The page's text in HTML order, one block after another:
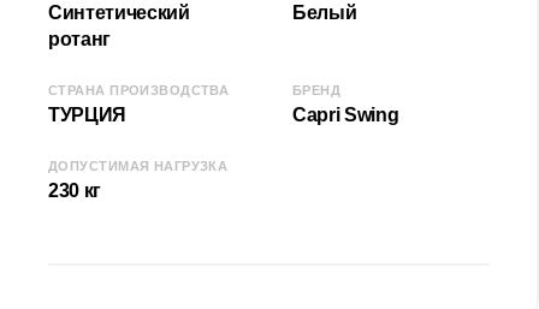
Размеры кресла-качалки:
♦ Ширина (Д): 153 см
♦ Глубина (Г): 70 см
♦ Допустимая нагрузка: 230 кг
уютных вечеров с близкими.
Синтетический
ротанг
Белый
СТРАНА ПРОИЗВОДСТВА
ТУРЦИЯ
БРЕНД
Capri Swing
ДОПУСТИМАЯ НАГРУЗКА
230 кг